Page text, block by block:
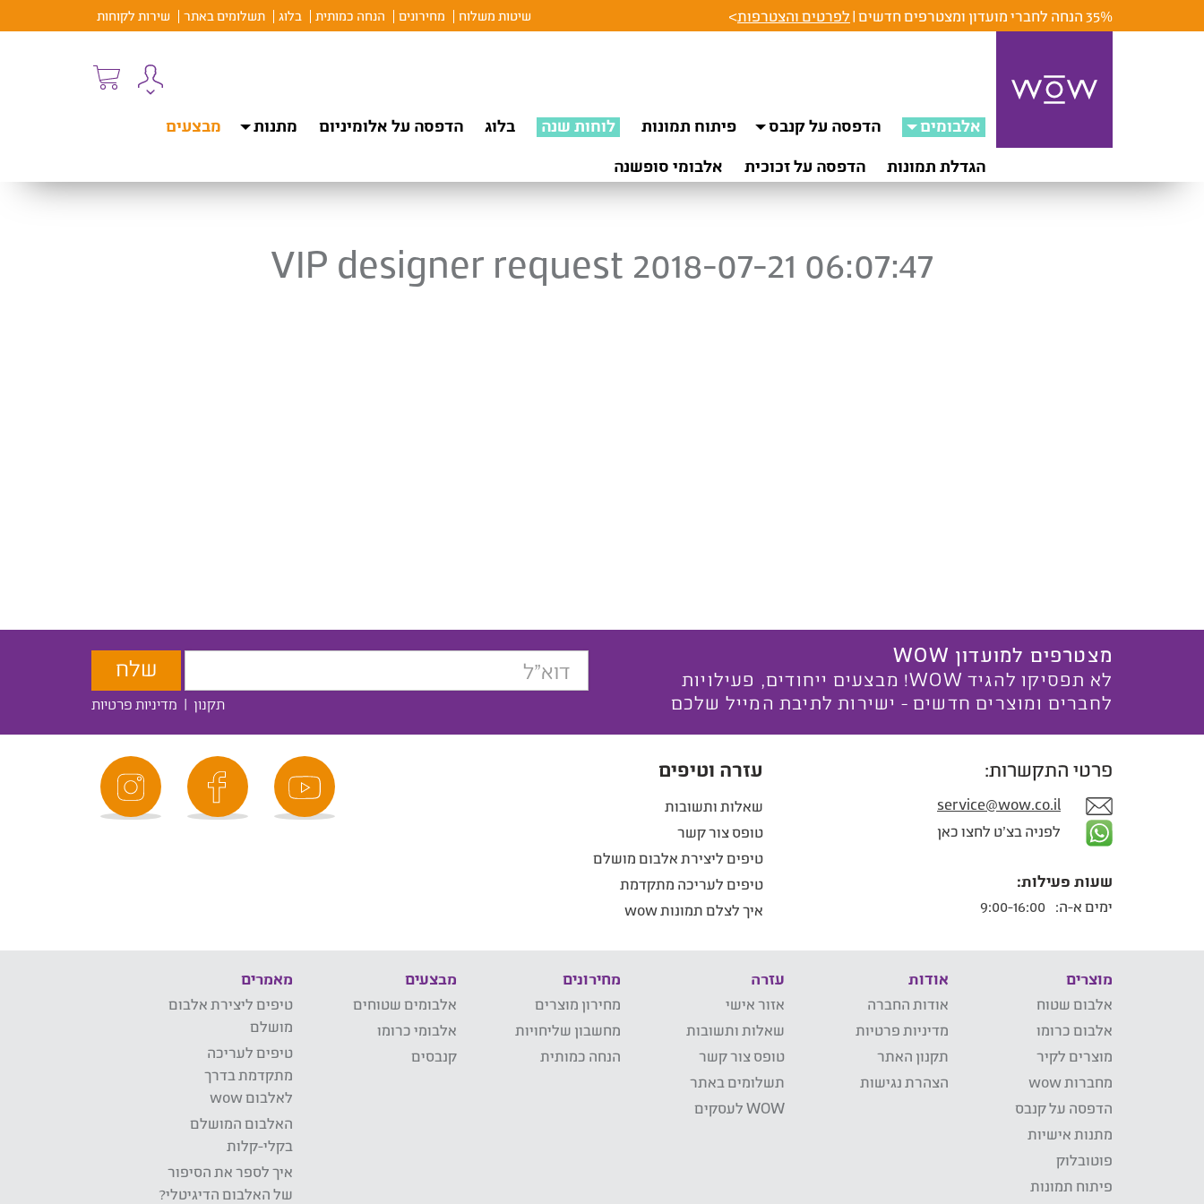
35% הנחה לחברי מועדון ומצטרפים חדשים | לפרטים והצטרפות> שיטות משלוח מחירונים הנחה כמותית בלוג תשלומים באתר שירות לקוחות
אלבומים הדפסה על קנבס פיתוח תמונות לוחות שנה בלוג הדפסה על אלומיניום מתנות
מבצעים
הגדלת תמונות
הדפסה על זכוכית אלבומי סופשנה
VIP designer request 2018-07-21 06:07:47
מצטרפים למועדון WOW
לא תפסיקו להגיד WOW! מבצעים ייחודים, פעילויות
לחברים ומוצרים חדשים - ישירות לתיבת המייל שלכם
תקנון | מדיניות פרטיות
פרטי התקשרות:
service@wow.co.il
לפניה בצ'ט לחצו כאן
שעות פעילות:
ימים א-ה:
עזרה וטיפים
שאלות ותשובות
טופס צור קשר
טיפים ליצירת אלבום מושלם
טיפים לעריכה מתקדמת
איך לצלם תמונות wow
מוצרים
אלבום שטוח
אלבום כרומו
מוצרים לקיר
מחברות wow
הדפסה על קנבס
מתנות אישיות
פוטובלוק
פיתוח תמונות
אודות
אודות החברה
מדיניות פרטיות
תקנון האתר
הצהרת נגישות
עזרה
אזור אישי
שאלות ותשובות
טופס צור קשר
תשלומים באתר
WOW לעסקים
מחירונים
מחירון מוצרים
מחשבון שליחויות
הנחה כמותית
מבצעים
אלבומים שטוחים
אלבומי כרומו
קנבסים
מאמרים
טיפים ליצירת אלבום
מושלם
טיפים לעריכה
מתקדמת בדרך
לאלבום wow
האלבום המושלם
בקלי-קלות
איך לספר את הסיפור
של האלבום הדיגיטלי?